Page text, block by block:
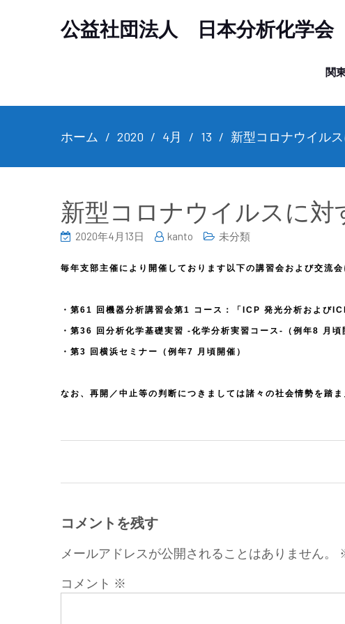
公益社団法人 日本分析化学
関
ホーム 2020 4月 13 新型コロナウイル
新型コロナウイルスに対
2020年4月13日 kanto 未分類
毎年支部主催により開催しております以下の講習会および交流
・第61 回機器分析講習会第1 コース：「ICP 発光分析および
・第36 回分析化学基礎実習 -化学分析実習コース-（例年8 月頃
・第3 回横浜セミナー（例年7 月頃開催）
なお、再開／中止等の判断につきましては諸々の社会情勢を踏
ナ
ゲ
シ
ョ
ン
コメントを残す
メールアドレスが公開されることはありません。
コメント ※